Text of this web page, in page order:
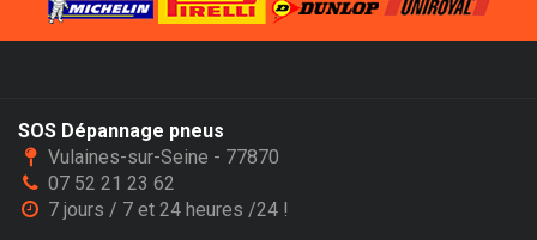
SOS Dépannage pneus
Vulaines-sur-Seine - 77870
07 52 21 23 62
7 jours / 7 et 24 heures /24 !